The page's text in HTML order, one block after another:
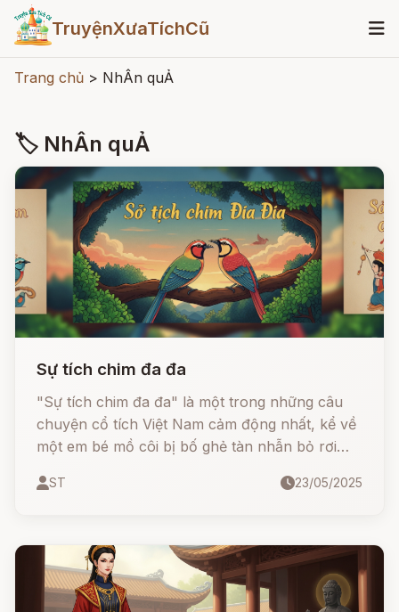
TruyệnXưaTíchCũ
Trang chủ > NhÂn quẢ
🏷 NhÂn quẢ
Sự tích chim đa đa
"Sự tích chim đa đa" là một trong những câu
chuyện cổ tích Việt Nam cảm động nhất, kể về
một em bé mồ côi bị bố ghẻ tàn nhẫn bỏ rơi
quả cà!" chính là lời tố cáo của oan hồn đứa trẻ
thiêng liêng và nhân quả báo ứng.
ST 23/05/2025